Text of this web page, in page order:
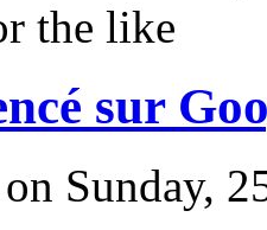
the like
sur
Sunday,